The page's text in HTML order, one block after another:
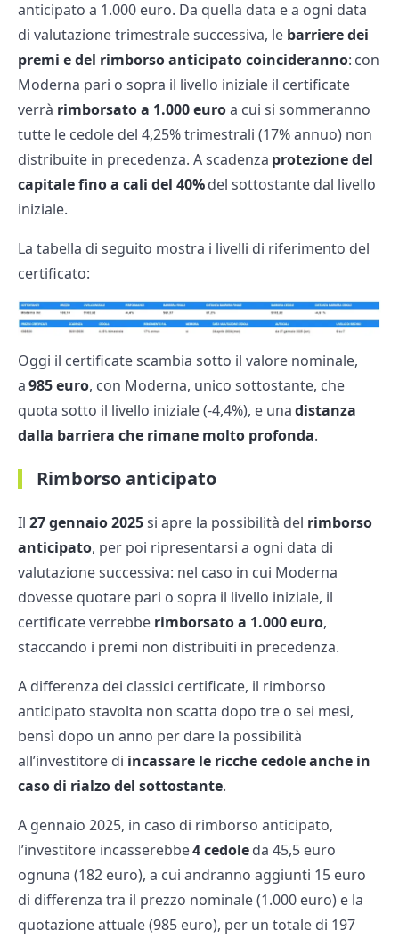
anticipato a 1.000 euro. Da quella data e a ogni data
di valutazione trimestrale successiva, le barriere dei
premi e del rimborso anticipato coincideranno: con
Moderna pari o sopra il livello iniziale il certificate
verrà rimborsato a 1.000 euroa cui si sommeranno
tutte le cedole del 4,25% trimestrali (17% annuo) non
distribuite in precedenza. A scadenza protezione del
capitale fino a cali del 40%del sottostante dal livello
iniziale.
La tabella di seguito mostra i livelli di riferimento del
certificato:
Oggi il certificate scambia sotto il valore nominale,
a985 euro, con Moderna, unico sottostante, che
quota sotto il livello iniziale (-4,4%), e unadistanza
dalla barriera che rimane molto profonda.
Rimborso anticipato
Il 27 gennaio 2025si apre la possibilità del rimborso
anticipato, per poi ripresentarsi a ogni data di
valutazione successiva: nel caso in cui Moderna
dovesse quotare pari o sopra il livello iniziale, il
certificate verrebbe rimborsato a 1.000 euro,
staccando i premi non distribuiti in precedenza.
A differenza dei classici certificate, il rimborso
anticipato stavolta non scatta dopo tre o sei mesi,
bensì dopo un anno per dare la possibilità
all’investitore di incassare le ricche cedoleanche in
caso di rialzo del sottostante.
A gennaio 2025, in caso di rimborso anticipato,
l’investitore incasserebbe4 cedoleda 45,5 euro
ognuna (182 euro), a cui andranno aggiunti 15 euro
di differenza tra il prezzo nominale (1.000 euro) e la
quotazione attuale (985 euro), per un totale di 197